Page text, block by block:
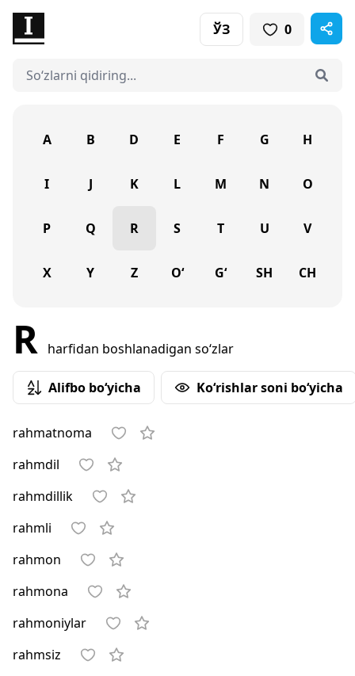
ЎЗ 0
A B D E F G H
I J K L M N O
P Q R S T U V
X Y Z O‘ G‘ SH CH
R harfidan boshlanadigan so‘zlar
Alifbo bo‘yicha Ko‘rishlar soni bo‘yicha
rahmatnoma
rahmdil
rahmdillik
rahmli
rahmon
rahmona
rahmoniylar
rahmsiz